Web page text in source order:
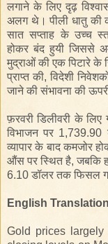
लगाने के लिए दृढ़
अलग थे।पीली धातु की
सात सप्ताह के उच्च
होकर बंद हुयीजिससे
मुद्राओं की एक पिटारेके
प्राप्त की,विदेशी
जाने कीसंभावनाकी
फ़रवरी डिलीवरी के लिए
विभाजन पर 1,739.90
व्यापार के बादकमजोर
औंस पर स्थितहै,जबकि
6.10 डॉलर तक फिसल
English
Gold prices largely